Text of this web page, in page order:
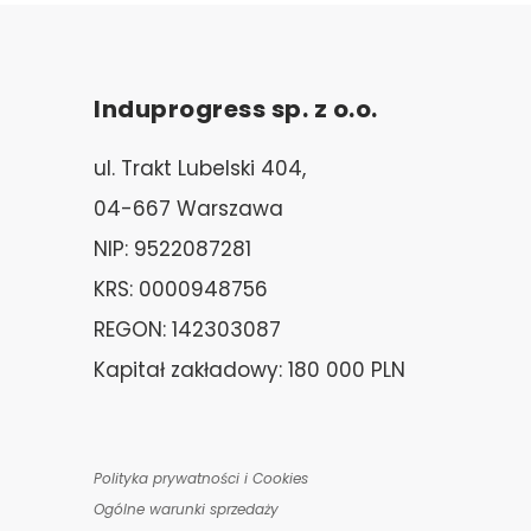
Induprogress sp. z o.o.
ul. Trakt Lubelski 404,
04-667 Warszawa
NIP: 9522087281
KRS: 0000948756
REGON: 142303087
Kapitał zakładowy: 180 000 PLN
Polityka prywatności i Cookies
Ogólne warunki sprzedaży